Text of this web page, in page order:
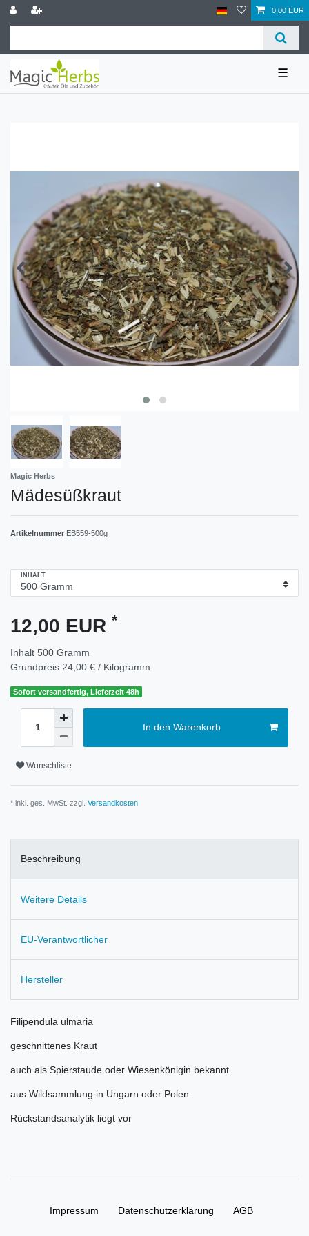
0,00 EUR
☰
Magic Herbs
Mädesüßkraut
Artikelnummer EB559-500g
INHALT
12,00 EUR *
Inhalt 500 Gramm
Grundpreis 24,00 € / Kilogramm
Sofort versandfertig, Lieferzeit 48h
In den Warenkorb
Wunschliste
* inkl. ges. MwSt. zzgl. Versandkosten
Beschreibung
Weitere Details
EU-Verantwortlicher
Hersteller
Filipendula ulmaria
geschnittenes Kraut
auch als Spierstaude oder Wiesenkönigin bekannt
aus Wildsammlung in Ungarn oder Polen
Rückstandsanalytik liegt vor
Impressum Daten­schutz­erklärung AGB